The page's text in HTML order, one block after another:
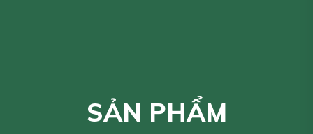
SẢN PHẨM